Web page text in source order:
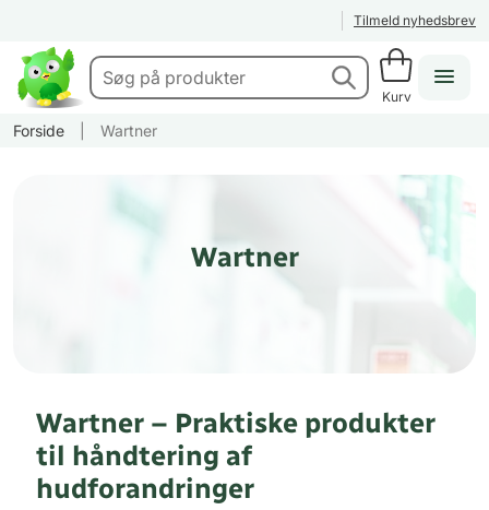
Tilmeld nyhedsbrev
Kurv
Forside Wartner
Wartner
Wartner – Praktiske produkter
til håndtering af
hudforandringer